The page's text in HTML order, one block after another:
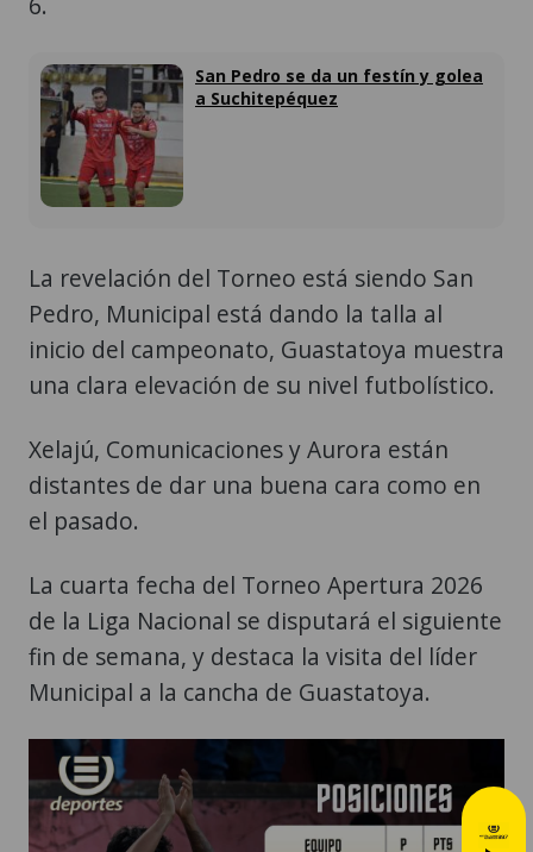
San Pedro se da un festín y golea
a Suchitepéquez
La revelación del Torneo está siendo San
Pedro, Municipal está dando la talla al
inicio del campeonato, Guastatoya muestra
una clara elevación de su nivel futbolístico.
Xelajú, Comunicaciones y Aurora están
distantes de dar una buena cara como en
el pasado.
La cuarta fecha del Torneo Apertura 2026
de la Liga Nacional se disputará el siguiente
fin de semana, y destaca la visita del líder
Municipal a la cancha de Guastatoya.